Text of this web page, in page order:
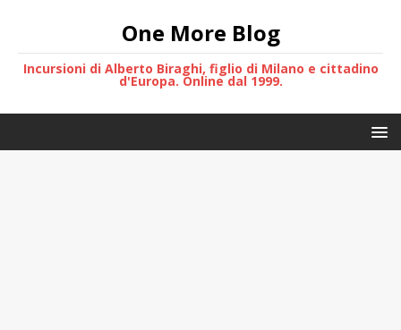
One More Blog
Incursioni di Alberto Biraghi, figlio di Milano e cittadino
d'Europa. Online dal 1999.